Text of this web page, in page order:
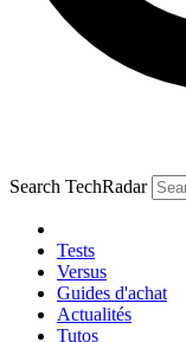
Search TechRadar
Tests
Versus
Guides d'achat
Actualités
Tutos